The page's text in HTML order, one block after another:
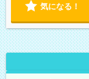
気になる！